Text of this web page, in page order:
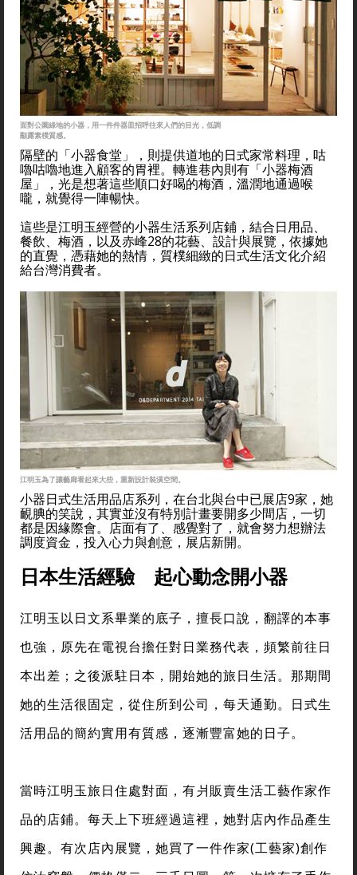
面對公園綠地的小器，用一件件器皿招呼往來人們的目光，低調
顯露素樸質感。
隔壁的「小器食堂」，則提供道地的日式家常料理，咕
嚕咕嚕地進入顧客的胃裡。轉進巷內則有「小器梅酒
屋」，光是想著這些順口好喝的梅酒，溫潤地通過喉
嚨，就覺得一陣暢快。
這些是江明玉經營的小器生活系列店鋪，結合日用品、
餐飲、梅酒，以及赤峰28的花藝、設計與展覽，依據她
的直覺，憑藉她的熱情，質樸細緻的日式生活文化介紹
給台灣消費者。
江明玉為了讓藝廊看起來大些，重新設計裝潢空間。
小器日式生活用品店系列，在台北與台中已展店9家，她
靦腆的笑說，其實並沒有特別計畫要開多少間店，一切
都是因緣際會。店面有了、感覺對了，就會努力想辦法
調度資金，投入心力與創意，展店新開。
日本生活經驗 起心動念開小器
江明玉以日文系畢業的底子，擅長口說，翻譯的本事
也強，原先在電視台擔任對日業務代表，頻繁前往日
本出差；之後派駐日本，開始她的旅日生活。那期間
她的生活很固定，從住所到公司，每天通勤。日式生
活用品的簡約實用有質感，逐漸豐富她的日子。
當時江明玉旅日住處對面，有爿販賣生活工藝作家作
品的店鋪。每天上下班經過這裡，她對店內作品產生
興趣。有次店內展覽，她買了一件作家(工藝家)創作